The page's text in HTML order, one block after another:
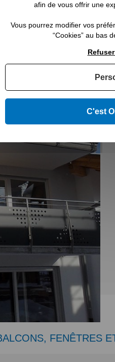
UN BALCON À UNE
FENÊTRES
afin de vous offrir une
Vous pourrez modifier vos
“Cookies” au bas
C'est